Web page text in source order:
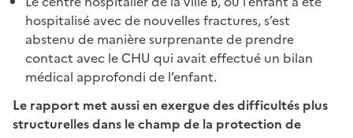
hospitalisé avec de nouvelles fractures, s’est
abstenu de manière surprenante de prendre
contact avec le CHU qui avait effectué un bilan
médical approfondi de l’enfant.
Le rapport met aussi en exergue des difficultés plus
structurelles dans le champ de la protection de